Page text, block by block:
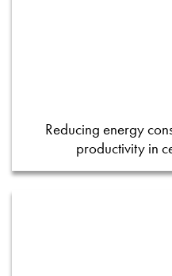
Reducing energy
productivity in